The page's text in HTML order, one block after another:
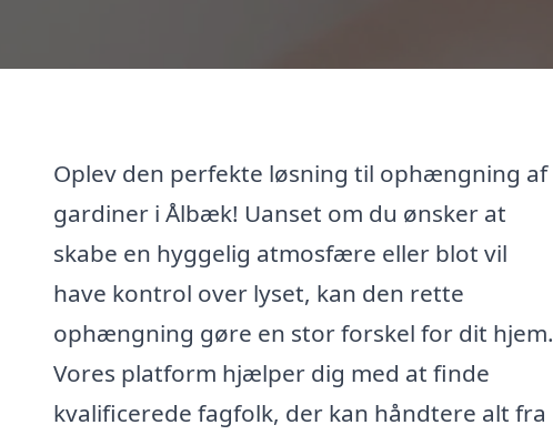
Oplev den perfekte løsning til ophængning af
gardiner i Ålbæk! Uanset om du ønsker at
skabe en hyggelig atmosfære eller blot vil
have kontrol over lyset, kan den rette
ophængning gøre en stor forskel for dit hjem.
Vores platform hjælper dig med at finde
kvalificerede fagfolk, der kan håndtere alt fra